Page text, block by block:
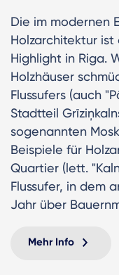
Die im modernen
Holzarchitektur
Highlight in Riga.
Holzhäuser
Flussufers (auch
Stadtteil
sogenannten
Beispiele für
Quartier (lett.
Flussufer, in dem
Jahr über
Mehr Info